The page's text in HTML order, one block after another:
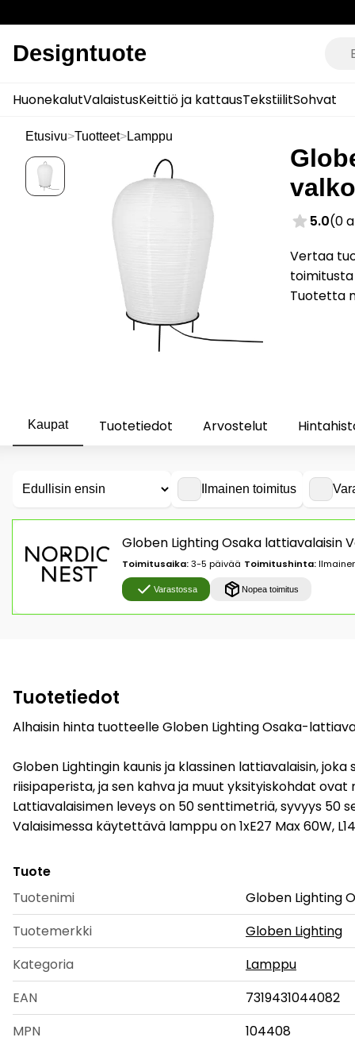
Designtuote
HuonekalutValaistusKeittiö ja kattausTekstiilitSohvat
Etusivu>Tuotteet>Lamppu
5.0(0
Vertaa
toimitusta
Tuotetta
Kaupat Tuotetiedot Arvostelut
Ilmainen toimitus
Globen Lighting Osaka lattiavalaisin
Toimitusaika:3-5 päivää Toimitushinta:
Varastossa Nopea toimitus
Tuotetiedot
Alhaisin hinta tuotteelle Globen Lighting Osaka-
Globen Lightingin kaunis ja klassinen lattiavalaisin,
riisipaperista, ja sen kahva ja muut yksityiskohdat
Lattiavalaisimen leveys on 50 senttimetriä, syvyys 50
Valaisimessa käytettävä lamppu on 1xE27 Max 60W,
Tuote
Tuotenimi
Globen Lighting
Tuotemerkki
Globen Lighting
Kategoria
Lamppu
EAN
7319431044082
MPN
104408